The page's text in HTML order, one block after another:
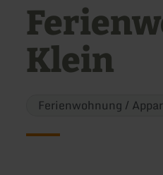
Klein
Ferienwohnung /